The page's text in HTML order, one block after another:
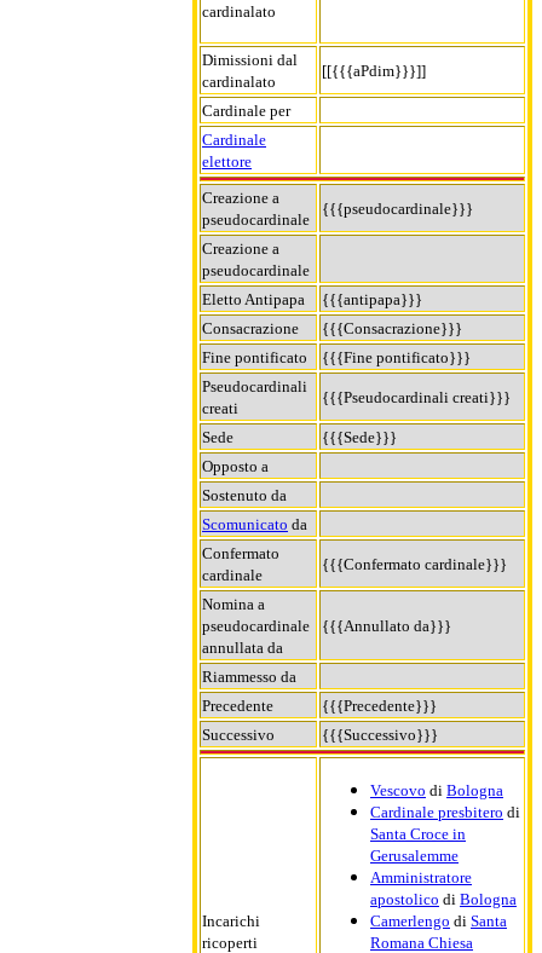
cardinalato
Dimissioni dal
cardinalato
[[{{{aPdim}}}]]
Cardinale per
Cardinale
elettore
Creazione a
pseudocardinale
{{{pseudocardinale}}}
Creazione a
pseudocardinale
Eletto Antipapa
{{{antipapa}}}
Consacrazione
{{{Consacrazione}}}
Fine pontificato
{{{Fine pontificato}}}
Pseudocardinali
creati
{{{Pseudocardinali creati}}}
Sede
{{{Sede}}}
Opposto a
Sostenuto da
Scomunicato da
Confermato
cardinale
{{{Confermato cardinale}}}
Nomina a
pseudocardinale
annullata da
{{{Annullato da}}}
Riammesso da
Precedente
{{{Precedente}}}
Successivo
{{{Successivo}}}
Incarichi
ricoperti
Vescovo di Bologna
Cardinale presbitero di
Santa Croce in
Gerusalemme
Amministratore
apostolico di Bologna
Camerlengo di Santa
Romana Chiesa